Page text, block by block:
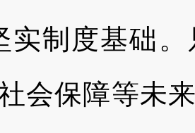
实制度基础
会保障等未